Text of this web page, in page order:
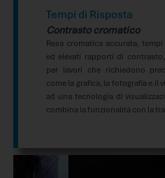
Tempi di Risposta
Contrasto cromatico
Resa cromatica accurata,
ed elevati rapporti di
per lavori che richiedono
come la grafica, la fotografia e il
ad una tecnologia di
combina la funzionalità con la